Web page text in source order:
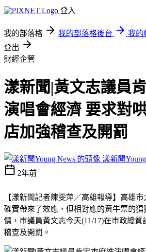
登入
我的部落格 我的部落格後台
我的
登出
財經企管
漾新聞|黃文志議員
演唱會經濟 要求對
店加強稽查及開罰
漾新聞
2年前
【漾新聞記者陳雯萍／高雄報導】高雄
確實帶來了效應，但相對應的黃牛票的猖
價，市議員黃文志今天(11/17)在市政總質
稽查及開罰。